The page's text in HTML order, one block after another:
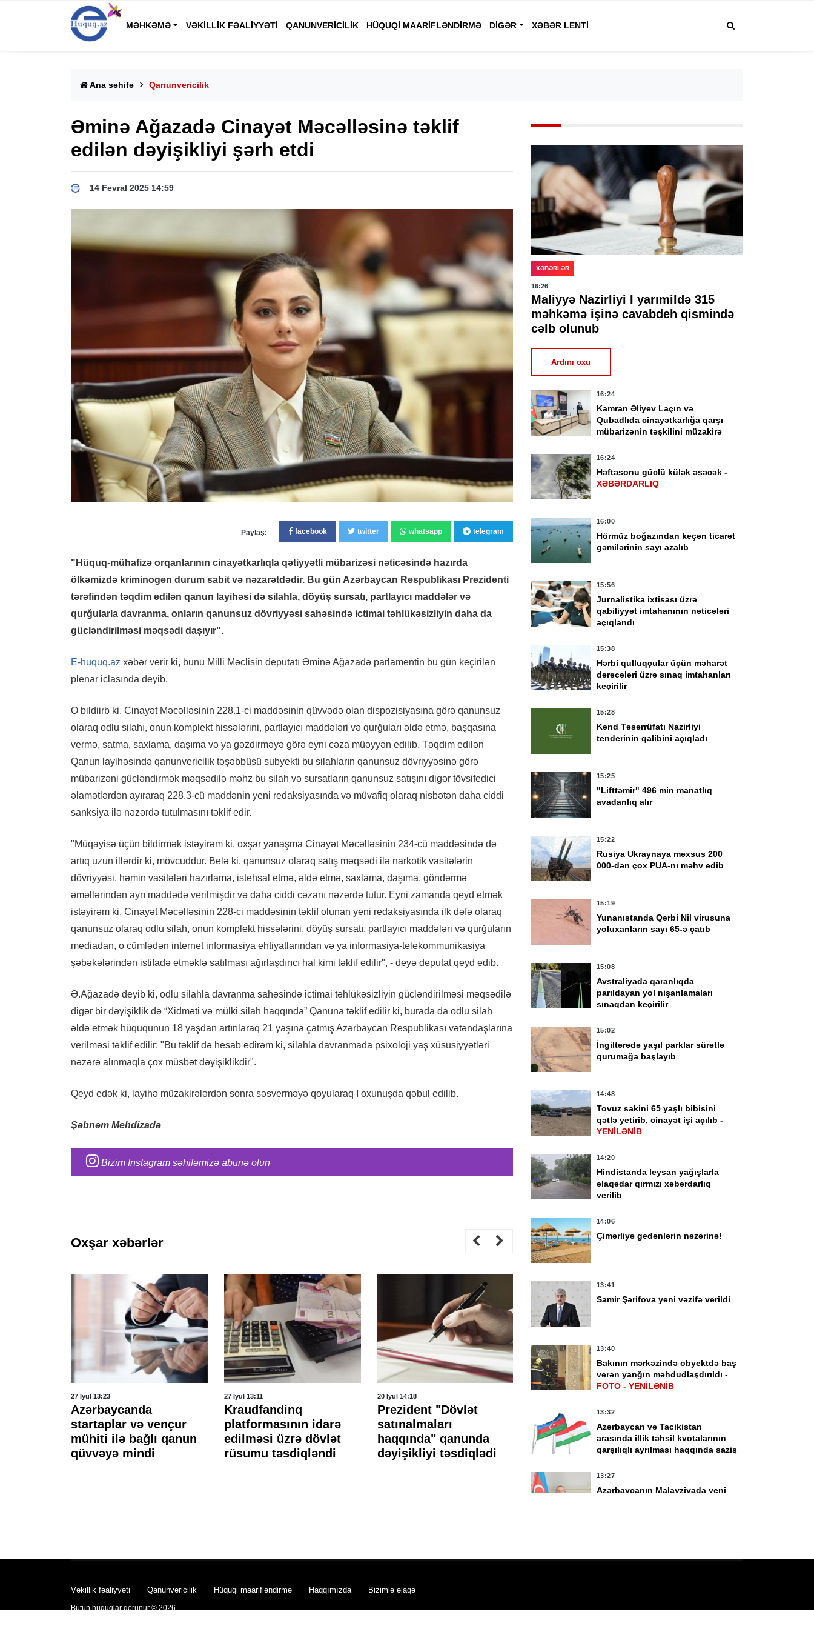
MƏHKƏMƏ VƏKILLIK FƏALIYYƏTI QANUNVERICILIK HÜQUQI MAARIFLƏNDIRMƏ DIGƏR XƏBƏR LENTI
Ana səhifə Qanunvericilik
Əminə Ağazadə Cinayət Məcəlləsinə təklif
edilən dəyişikliyi şərh etdi
14 Fevral 2025 14:59
Paylaş: facebook twitter whatsapp telegram
"Hüquq-mühafizə orqanlarının cinayətkarlıqla qətiyyətli mübarizəsi nəticəsində hazırda
ölkəmizdə kriminogen durum sabit və nəzarətdədir. Bu gün Azərbaycan Respublikası Prezidenti
tərəfindən təqdim edilən qanun layihəsi də silahla, döyüş sursatı, partlayıcı maddələr və
qurğularla davranma, onların qanunsuz dövriyyəsi sahəsində ictimai təhlükəsizliyin daha da
gücləndirilməsi məqsədi daşıyır".
E-huquq.az xəbər verir ki, bunu Milli Məclisin deputatı Əminə Ağazadə parlamentin bu gün keçirilən
plenar iclasında deyib.
O bildiirb ki, Cinayət Məcəlləsinin 228.1-ci maddəsinin qüvvədə olan dispozisiyasına görə qanunsuz
olaraq odlu silahı, onun komplekt hissələrini, partlayıcı maddələri və qurğuları əldə etmə, başqasına
vermə, satma, saxlama, daşıma və ya gəzdirməyə görə eyni cəza müəyyən edilib. Təqdim edilən
Qanun layihəsində qanunvericilik təşəbbüsü subyekti bu silahların qanunsuz dövriyyəsinə görə
mübarizəni gücləndirmək məqsədilə məhz bu silah və sursatların qanunsuz satışını digər tövsifedici
əlamətlərdən ayıraraq 228.3-cü maddənin yeni redaksiyasında və müvafiq olaraq nisbətən daha ciddi
sanksiya ilə nəzərdə tutulmasını təklif edir.
"Müqayisə üçün bildirmək istəyirəm ki, oxşar yanaşma Cinayət Məcəlləsinin 234-cü maddəsində də
artıq uzun illərdir ki, mövcuddur. Belə ki, qanunsuz olaraq satış məqsədi ilə narkotik vasitələrin
dövriyyəsi, həmin vasitələri hazırlama, istehsal etmə, əldə etmə, saxlama, daşıma, göndərmə
əməllərindən ayrı maddədə verilmişdir və daha ciddi cəzanı nəzərdə tutur. Eyni zamanda qeyd etmək
istəyirəm ki, Cinayət Məcəlləsinin 228-ci maddəsinin təklif olunan yeni redaksiyasında ilk dəfə olaraq
qanunsuz olaraq odlu silah, onun komplekt hissələrini, döyüş sursatı, partlayıcı maddələri və qurğuların
mediadan, o cümlədən internet informasiya ehtiyatlarından və ya informasiya-telekommunikasiya
şəbəkələrindən istifadə etməklə satılması ağırlaşdırıcı hal kimi təklif edilir", - deyə deputat qeyd edib.
Ə.Ağazadə deyib ki, odlu silahla davranma sahəsində ictimai təhlükəsizliyin gücləndirilməsi məqsədilə
digər bir dəyişiklik də “Xidməti və mülki silah haqqında” Qanuna təklif edilir ki, burada da odlu silah
əldə etmək hüququnun 18 yaşdan artırılaraq 21 yaşına çatmış Azərbaycan Respublikası vətəndaşlarına
verilməsi təklif edilir: "Bu təklif də hesab edirəm ki, silahla davranmada psixoloji yaş xüsusiyyətləri
nəzərə alınmaqla çox müsbət dəyişiklikdir".
Qeyd edək ki, layihə müzakirələrdən sonra səsverməyə qoyularaq I oxunuşda qəbul edilib.
Şəbnəm Mehdizadə
Bizim Instagram səhifəmizə abunə olun
Oxşar xəbərlər
27 İyul 13:23
Azərbaycanda
startaplar və vençur
mühiti ilə bağlı qanun
qüvvəyə mindi
27 İyul 13:11
Kraudfandinq
platformasının idarə
edilməsi üzrə dövlət
rüsumu təsdiqləndi
20 İyul 14:18
Prezident "Dövlət
satınalmaları
haqqında" qanunda
dəyişikliyi təsdiqlədi
Elektron siqaretlər
mülki dövriyyəsi
qadağan edilir
şəhadətnaməsi artıq
elektron formada
yaradılacaq
XƏBƏRLƏR
16:26
Maliyyə Nazirliyi I yarımildə 315
məhkəmə işinə cavabdeh qismində
cəlb olunub
Ardını oxu
16:24
Kamran Əliyev Laçın və
Qubadlıda cinayətkarlığa qarşı
mübarizənin təşkilini müzakirə
16:24
Həftəsonu güclü külək əsəcək -
XƏBƏRDARLIQ
16:00
Hörmüz boğazından keçən ticarət
gəmilərinin sayı azalıb
15:56
Jurnalistika ixtisası üzrə
qabiliyyət imtahanının nəticələri
açıqlandı
15:38
Hərbi qulluqçular üçün məharət
dərəcələri üzrə sınaq imtahanları
keçirilir
15:28
Kənd Təsərrüfatı Nazirliyi
tenderinin qalibini açıqladı
15:25
"Lifttəmir" 496 min manatlıq
avadanlıq alır
15:22
Rusiya Ukraynaya məxsus 200
000-dən çox PUA-nı məhv edib
15:19
Yunanıstanda Qərbi Nil virusuna
yoluxanların sayı 65-ə çatıb
15:08
Avstraliyada qaranlıqda
parıldayan yol nişanlamaları
sınaqdan keçirilir
15:02
İngiltərədə yaşıl parklar sürətlə
qurumağa başlayıb
14:48
Tovuz sakini 65 yaşlı bibisini
qətlə yetirib, cinayət işi açılıb -
YENİLƏNİB
14:20
Hindistanda leysan yağışlarla
əlaqədar qırmızı xəbərdarlıq
verilib
14:06
Çimərliyə gedənlərin nəzərinə!
13:41
Samir Şərifova yeni vəzifə verildi
13:40
Bakının mərkəzində obyektdə baş
verən yanğın məhdudlaşdırıldı -
FOTO - YENİLƏNİB
13:32
Azərbaycan və Tacikistan
arasında illik təhsil kvotalarının
qarşılıqlı ayrılması haqqında saziş
13:27
Azərbaycanın Malayziyada yeni
Vəkillik fəaliyyəti Qanunvericilik Hüquqi maarifləndirmə Haqqımızda Bizimlə əlaqə
Bütün hüquqlar qorunur © 2026